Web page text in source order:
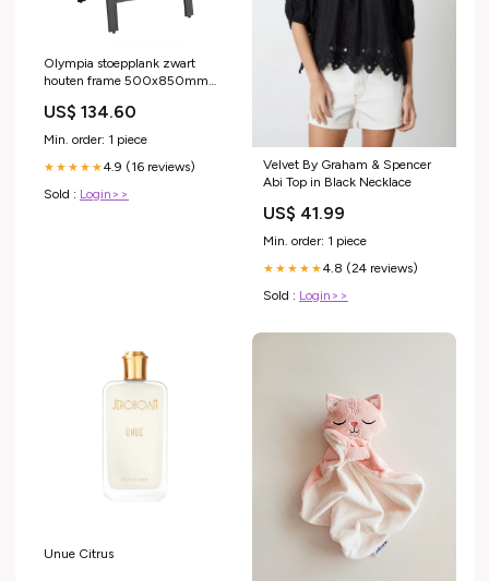
Olympia stoepplank zwart
houten frame 500x850mm
US$ 134.60
Min. order: 1 piece
★★★★★4.9 (16 reviews)
Sold : Login>>
Velvet By Graham & Spencer
Abi Top in Black Necklace
US$ 41.99
Min. order: 1 piece
★★★★★4.8 (24 reviews)
Sold : Login>>
Unue Citrus